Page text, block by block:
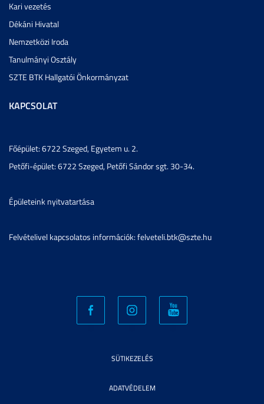
Kari vezetés
Dékáni Hivatal
Nemzetközi Iroda
Tanulmányi Osztály
SZTE BTK Hallgatói Önkormányzat
KAPCSOLAT
Főépület: 6722 Szeged, Egyetem u. 2.
Petőfi-épület: 6722 Szeged, Petőfi Sándor sgt. 30-34.
Épületeink nyitvatartása
Felvételivel kapcsolatos információk: felveteli.btk@szte.hu
SÜTIKEZELÉS
ADATVÉDELEM